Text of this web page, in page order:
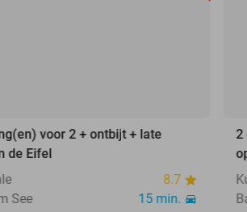
voor 2 + ontbijt + late
de Eifel
8.7
See
15 min.
2